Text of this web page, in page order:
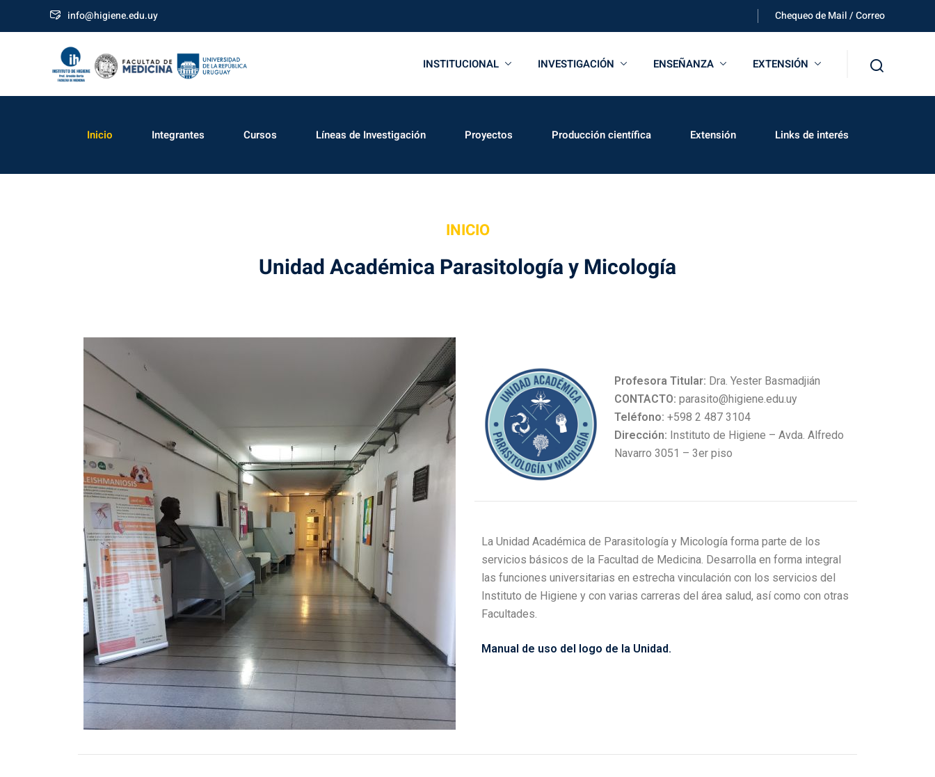
info@higiene.edu.uy Chequeo de Mail / Correo
INSTITUCIONAL INVESTIGACIÓN ENSEÑANZA EXTENSIÓN
Inicio Integrantes Cursos Líneas de Investigación Proyectos Producción científica Extensión Links de interés
INICIO
Unidad Académica Parasitología y Micología
Profesora Titular: Dra. Yester Basmadjián
CONTACTO: parasito@higiene.edu.uy
Teléfono: +598 2 487 3104
Dirección: Instituto de Higiene – Avda. Alfredo
Navarro 3051 – 3er piso
La Unidad Académica de Parasitología y Micología forma parte de los
servicios básicos de la Facultad de Medicina. Desarrolla en forma integral
las funciones universitarias en estrecha vinculación con los servicios del
Instituto de Higiene y con varias carreras del área salud, así como con otras
Facultades.
Manual de uso del logo de la Unidad.